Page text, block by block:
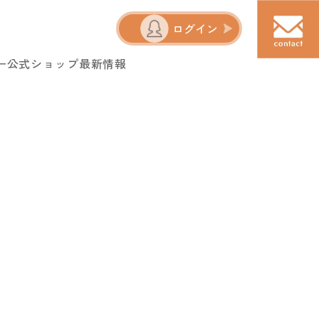
ログイン
公式ショップ最新情報